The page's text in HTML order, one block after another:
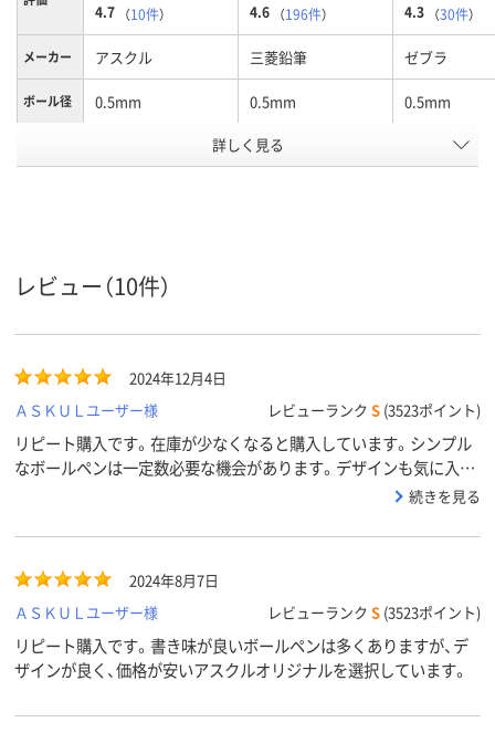
4.7 （10件） 4.6 （196件） 4.3 （30件）
メーカー アスクル 三菱鉛筆 ゼブラ
ボール径 0.5mm 0.5mm 0.5mm
黒
詳しく見る
レビュー（10件）
2024年12月4日
ＡＳＫＵＬユーザー様
レビューランク S (3523ポイント)
リピート購入です。在庫が少なくなると購入しています。シンプル
なボールペンは一定数必要な機会があります。デザインも気に入っ
続きを見る
2024年8月7日
ＡＳＫＵＬユーザー様
レビューランク S (3523ポイント)
リピート購入です。書き味が良いボールペンは多くありますが、デ
ザインが良く、価格が安いアスクルオリジナルを選択しています。